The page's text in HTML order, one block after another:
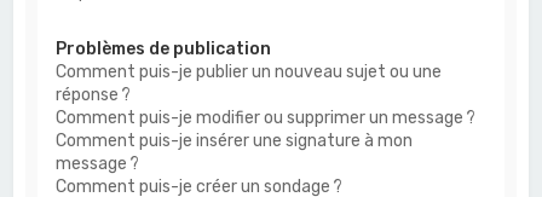
Problèmes de publication
Comment puis-je publier un nouveau sujet ou une
réponse ?
Comment puis-je modifier ou supprimer un message ?
Comment puis-je insérer une signature à mon
message ?
Comment puis-je créer un sondage ?